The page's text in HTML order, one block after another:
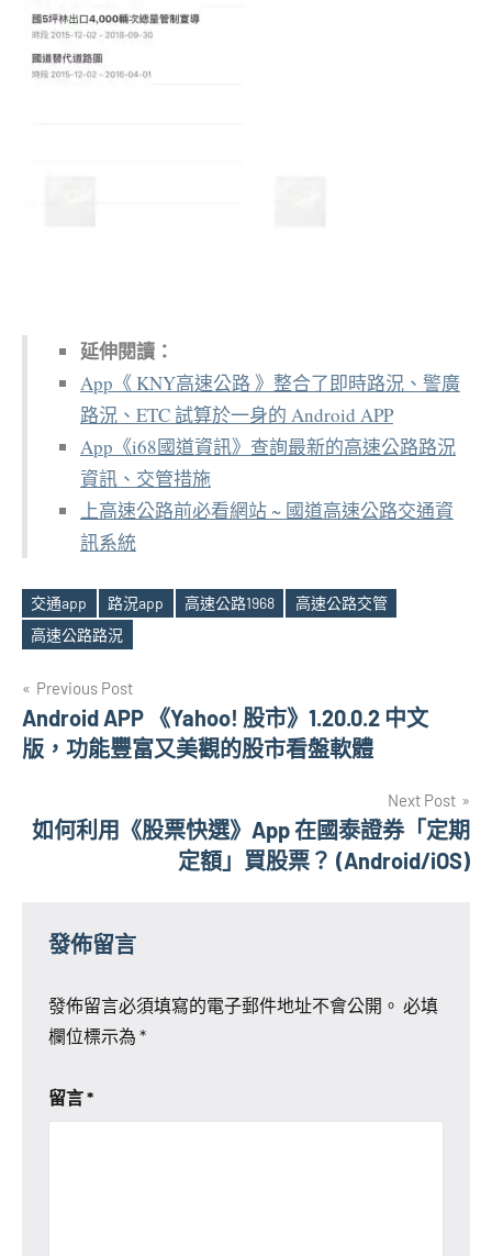
延伸閱讀：
App《 KNY高速公路 》整合了即時路況、警廣
路況、ETC 試算於一身的 Android APP
App《i68國道資訊》查詢最新的高速公路路況
資訊、交管措施
上高速公路前必看網站 ~ 國道高速公路交通資
訊系統
Tags
交通app 路況app 高速公路1968
高速公路交管
高速公路路況
文
章
覽
Previous Post
Android APP 《Yahoo! 股市》1.20.0.2 中文
版，功能豐富又美觀的股市看盤軟體
Next Post
如何利用《股票快選》App 在國泰證券「定期
定額」買股票？ (Android/iOS)
發佈留言
發佈留言必須填寫的電子郵件地址不會公開。 必填
欄位標示為 *
留言*